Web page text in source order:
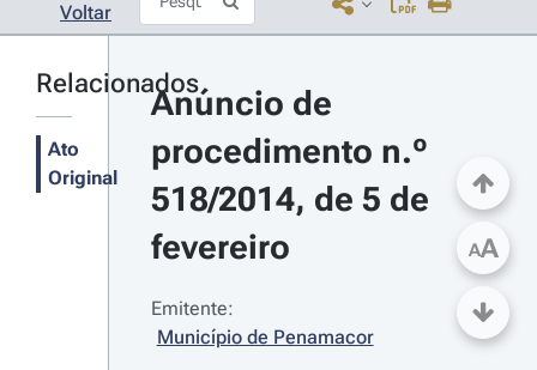
Voltar
Relacionados
Ato
Original
Anúncio de
procedimento n.º
518/2014, de 5 de
fevereiro
Emitente:
Município de Penamacor
AA